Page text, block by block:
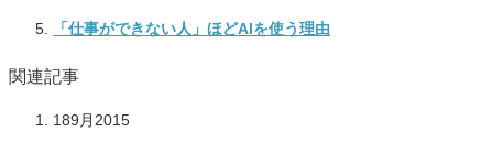
「仕事ができない人」ほどAIを使う理由
関連記事
189月 2015